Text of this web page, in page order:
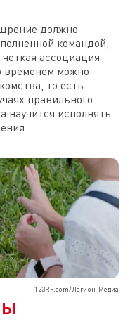
должно
командой,
ассоциация
временем можно
то есть
правильного
научится исполнять
123RF.com/Легион-Медиа